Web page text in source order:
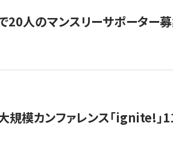
20人のマンスリーサポーター
規模カンファレンス「ignite!」